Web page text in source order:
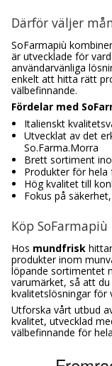
Därför väljer
SoFarmapiù
är utvecklade för
användarvänliga
enkelt att hitta rätt
välbefinnande.
Fördelar med
Italienskt
Utvecklat av det
So.Farma.Morra
Brett sortiment
Produkter för hela
Hög kvalitet till
Fokus på
Köp
Hos mundfrisk
produkter inom
löpande sortimentet
varumärket, så att
kvalitetslösningar för
Utforska vårt utbud
kvalitet, utvecklad
välbefinnande för